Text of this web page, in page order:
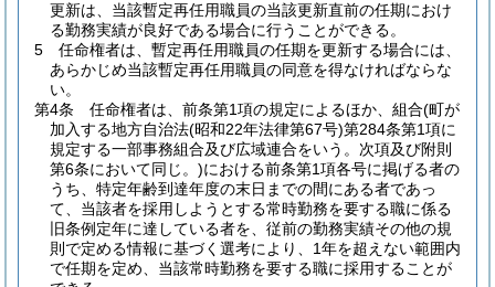
更新は、当該暫定再任用職員の当該更新直前の任期におけ
る勤務実績が良好である場合に行うことができる。
5
任命権者は、暫定再任用職員の任期を更新する場合には、
あらかじめ当該暫定再任用職員の同意を得なければならな
い。
第4条
任命権者は、前条第1項の規定によるほか、組合(町が
加入する地方自治法(昭和22年法律第67号)第284条第1項に
規定する一部事務組合及び広域連合をいう。次項及び附則
第6条において同じ。)における前条第1項各号に掲げる者の
うち、特定年齢到達年度の末日までの間にある者であっ
て、当該者を採用しようとする常時勤務を要する職に係る
旧条例定年に達している者を、従前の勤務実績その他の規
則で定める情報に基づく選考により、1年を超えない範囲内
で任期を定め、当該常時勤務を要する職に採用することが